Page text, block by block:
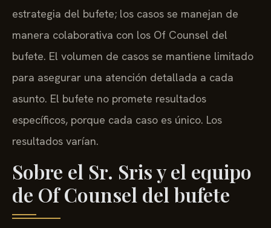
estrategia del bufete; los casos se manejan de
manera colaborativa con los Of Counsel del
bufete. El volumen de casos se mantiene limitado
para asegurar una atención detallada a cada
asunto. El bufete no promete resultados
específicos, porque cada caso es único. Los
resultados varían.
Sobre el Sr. Sris y el equipo
de Of Counsel del bufete